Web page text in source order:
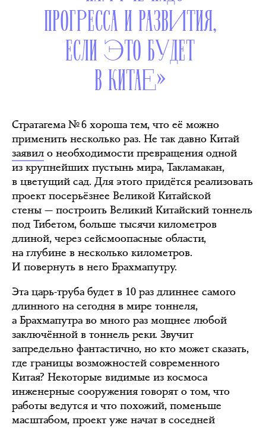
ПРОГРЕССА И РАЗВИТИЯ,
ЕСЛИ ЭТО БУДЕТ
В КИТАЕ»
Стратагема № 6 хороша тем, что её можно
применить несколько раз. Не так давно Китай
заявил о необходимости превращения одной
из крупнейших пустынь мира, Такламакан,
в цветущий сад. Для этого придётся реализовать
проект посерьёзнее Великой Китайской
стены — построить Великий Китайский тоннель
под Тибетом, больше тысячи километров
длиной, через сейсмоопасные области,
на глубине в несколько километров.
И повернуть в него Брахмапутру.
Эта царь-труба будет в 10 раз длиннее самого
длинного на сегодня в мире тоннеля,
а Брахмапутра во много раз мощнее любой
заключённой в тоннель реки. Звучит
запредельно фантастично, но кто может сказать,
где границы возможностей современного
Китая? Некоторые видимые из космоса
инженерные сооружения говорят о том, что
работы ведутся и что похожий, поменьше
масштабом, проект уже начат в соседней